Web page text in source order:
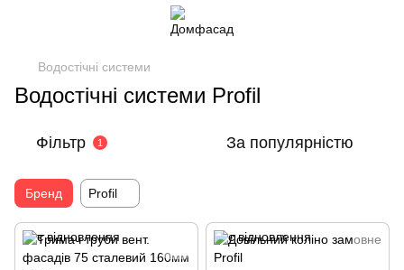
Водостічні системи
Водостічні системи Profil
Фільтр 1 За популярністю
Бренд Profil